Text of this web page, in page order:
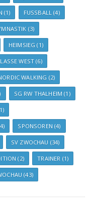
(1) FUSSBALL (4)
(3)
HEIMSIEG (1)
WEST (6)
WALKING (2)
SG RW THALHEIM (1)
SPONSOREN (4)
SV ZWOCHAU (34)
(2) TRAINER (1)
(43)